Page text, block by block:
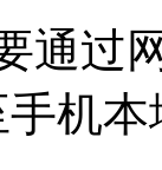
通过
机